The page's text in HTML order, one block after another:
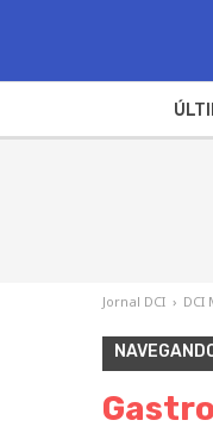
Jornal DCI › DCI